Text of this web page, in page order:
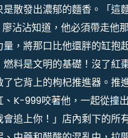
散發出濃郁的麵香。「這
廖沾沾知道，他必須帶走他
，將那口比他還胖的缸抱
料是文明的基礎！沒了紅
它背上的枸杞推進器。推
K-999咬著他，一起從撞
追上你！」店內剩下的所